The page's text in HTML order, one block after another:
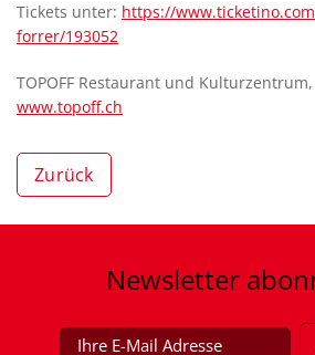
Tickets unter: https://
forrer/193052
TOPOFF Restaurant und
www.topoff.ch
Zurück
Newsletter